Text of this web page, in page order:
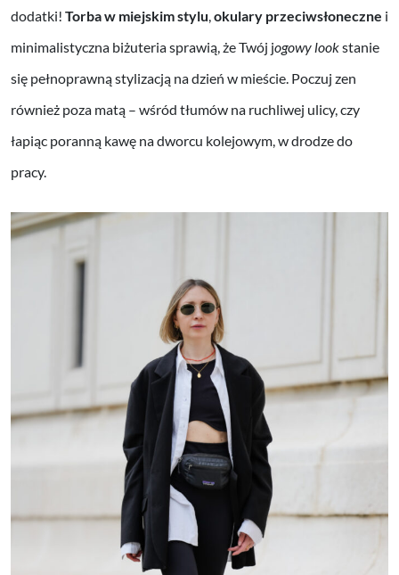
dodatki! Torba w miejskim stylu okulary przeciwsłoneczne i
minimalistyczna biżuteria sprawią, że Twój jogowy lookstanie
się pełnoprawną stylizacją na dzień w mieście. Poczuj zen
również poza matą – wśród tłumów na ruchliwej ulicy, czy
łapiąc poranną kawę na dworcu kolejowym, w drodze do
pracy.